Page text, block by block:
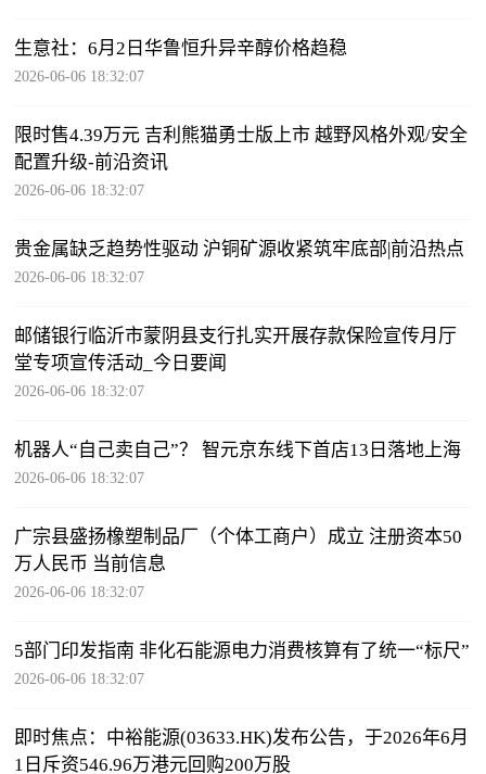
生意社：6月2日华鲁恒升异辛醇价格趋稳
2026-06-06 18:32:07
限时售4.39万元 吉利熊猫勇士版上市 越野风格外观/安全
配置升级-前沿资讯
2026-06-06 18:32:07
贵金属缺乏趋势性驱动 沪铜矿源收紧筑牢底部|前沿热点
2026-06-06 18:32:07
邮储银行临沂市蒙阴县支行扎实开展存款保险宣传月厅
堂专项宣传活动_今日要闻
2026-06-06 18:32:07
机器人“自己卖自己”？ 智元京东线下首店13日落地上海
2026-06-06 18:32:07
广宗县盛扬橡塑制品厂（个体工商户）成立 注册资本50
万人民币 当前信息
2026-06-06 18:32:07
5部门印发指南 非化石能源电力消费核算有了统一“标尺”
2026-06-06 18:32:07
即时焦点：中裕能源(03633.HK)发布公告，于2026年6月
1日斥资546.96万港元回购200万股